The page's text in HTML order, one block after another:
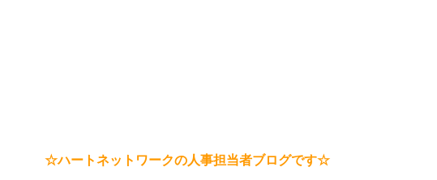
☆ハートネットワークの人事担当者ブログです☆